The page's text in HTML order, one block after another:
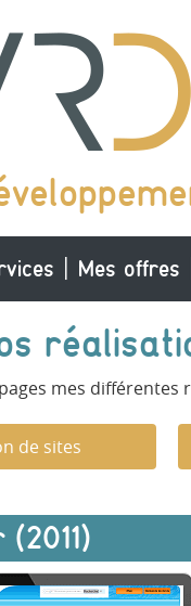
Mes offres
mes différentes
de sites